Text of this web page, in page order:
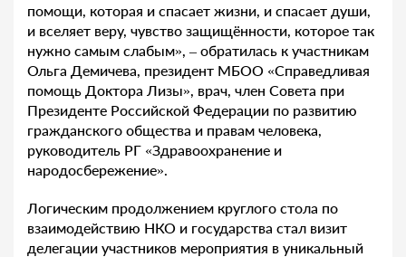
помощи, которая и спасает жизни, и спасает души,
и вселяет веру, чувство защищённости, которое так
нужно самым слабым», – обратилась к участникам
Ольга Демичева, президент МБОО «Справедливая
помощь Доктора Лизы», врач, член Совета при
Президенте Российской Федерации по развитию
гражданского общества и правам человека,
руководитель РГ «Здравоохранение и
народосбережение».
Логическим продолжением круглого стола по
взаимодействию НКО и государства стал визит
делегации участников мероприятия в уникальный